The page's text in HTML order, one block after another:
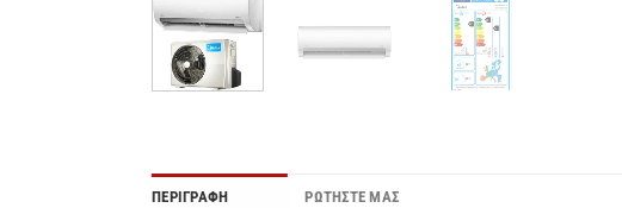
ΠΕΡΙΓΡΑΦΉ ΡΩΤΗΣΤΕ ΜΑΣ